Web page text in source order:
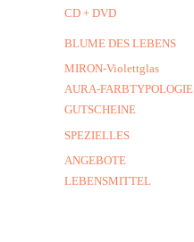
CD + DVD
BLUME DES LEBENS
MIRON-Violettglas
AURA-FARBTYPOLOGIE
GUTSCHEINE
SPEZIELLES
ANGEBOTE
LEBENSMITTEL